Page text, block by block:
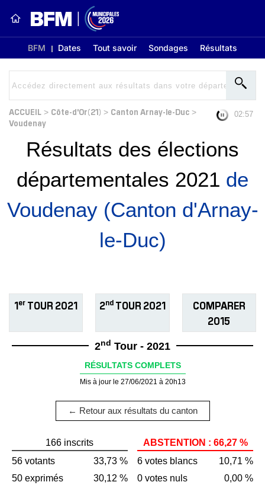
BFM Dates Tout savoir Sondages Résultats
ACCUEIL > Côte-d'Or(21) > Canton Arnay-le-Duc >
Voudenay
02:56
Résultats des élections
départementales 2021 de
Voudenay (Canton d'Arnay-
le-Duc)
1er TOUR 2021 2ndTOUR 2021
COMPARER
2015
2nd Tour - 2021
RÉSULTATS COMPLETS
Mis à jour le 27/06/2021 à 20h13
← Retour aux résultats du canton
166 inscrits
56 votants
33,73 %
50 exprimés
30,12 %
ABSTENTION : 66,27 %
6 votes blancs
10,71 %
0 votes nuls
0,00 %